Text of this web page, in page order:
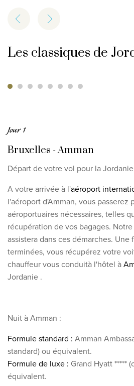
Les classiques de
Jour 1
Bruxelles - Amman
Départ de votre vol pour la
A votre arrivée à l'aéroport
l'aéroport d'Amman, vous passerez
aéroportuaires nécessaires, telles
récupération de vos bagages.
assistera dans ces démarches.
terminées, vous récupérez votre
chauffeurvous conduità l'hôtel à
Jordanie .
Nuit à Amman :
Formule standard : Amman
standard) ou équivalent.
Formule de luxe : Grand Hyatt *****
équivalent.